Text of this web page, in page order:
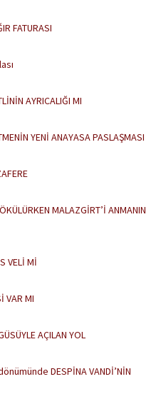
FATURASI
AYRICALIĞI MI
YENİ ANAYASA PASLAŞMASI
MALAZGİRT’İ ANMANIN
VELİ Mİ
VAR MI
AÇILAN YOL
DESPİNA VANDİ’NİN